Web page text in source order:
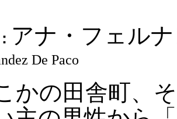
アナ・フェル
De Paco
かの田舎町、